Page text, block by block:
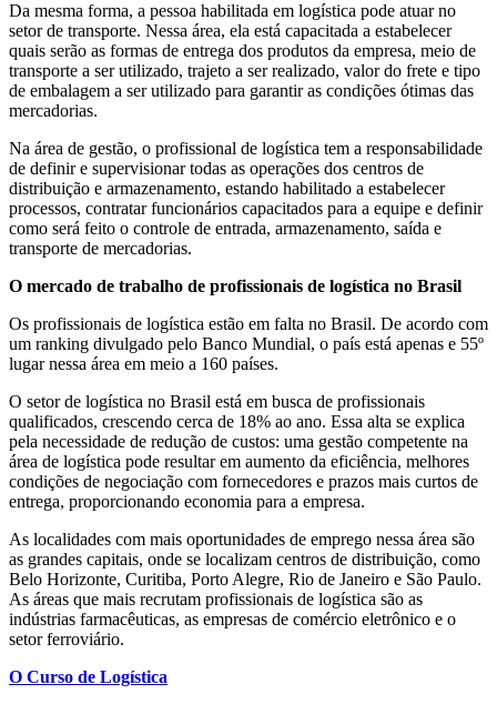
Da mesma forma, a pessoa habilitada em logística pode atuar no
setor de transporte. Nessa área, ela está capacitada a estabelecer
quais serão as formas de entrega dos produtos da empresa, meio de
transporte a ser utilizado, trajeto a ser realizado, valor do frete e tipo
de embalagem a ser utilizado para garantir as condições ótimas das
mercadorias.
Na área de gestão, o profissional de logística tem a responsabilidade
de definir e supervisionar todas as operações dos centros de
distribuição e armazenamento, estando habilitado a estabelecer
processos, contratar funcionários capacitados para a equipe e definir
como será feito o controle de entrada, armazenamento, saída e
transporte de mercadorias.
O mercado de trabalho de profissionais de logística no Brasil
Os profissionais de logística estão em falta no Brasil. De acordo com
um ranking divulgado pelo Banco Mundial, o país está apenas e 55º
lugar nessa área em meio a 160 países.
O setor de logística no Brasil está em busca de profissionais
qualificados, crescendo cerca de 18% ao ano. Essa alta se explica
pela necessidade de redução de custos: uma gestão competente na
área de logística pode resultar em aumento da eficiência, melhores
condições de negociação com fornecedores e prazos mais curtos de
entrega, proporcionando economia para a empresa.
As localidades com mais oportunidades de emprego nessa área são
as grandes capitais, onde se localizam centros de distribuição, como
Belo Horizonte, Curitiba, Porto Alegre, Rio de Janeiro e São Paulo.
As áreas que mais recrutam profissionais de logística são as
indústrias farmacêuticas, as empresas de comércio eletrônico e o
setor ferroviário.
O Curso de Logística